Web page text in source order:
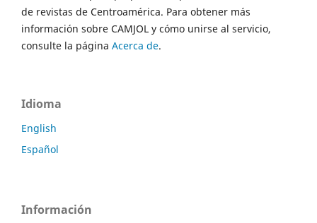
de revistas de Centroamérica. Para obtener más
información sobre CAMJOL y cómo unirse al servicio,
consulte la página Acerca de.
Idioma
English
Español
Información